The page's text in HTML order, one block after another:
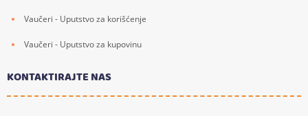
Vaučeri - Uputstvo za korišćenje
Vaučeri - Uputstvo za kupovinu
KONTAKTIRAJTE NAS